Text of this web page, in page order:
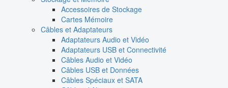
Accessoires de Stockage
Cartes Mémoire
Câbles et Adaptateurs
Adaptateurs Audio et Vidéo
Adaptateurs USB et Connectivité
Câbles Audio et Vidéo
Câbles USB et Données
Câbles Spéciaux et SATA